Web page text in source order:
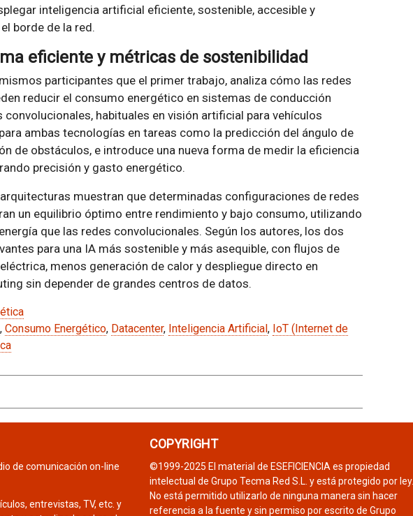
inteligencia artificial eficiente, sostenible, accesible y
borde de la red.
eficiente y métricas de sostenibilidad
participantes que el primer trabajo, analiza cómo las redes
reducir el consumo energético en sistemas de conducción
habituales en visión artificial para vehículos
ambas tecnologías en tareas como la predicción del ángulo de
de obstáculos, e introduce una nueva forma de medir la eficiencia
precisión y gasto energético.
muestran que determinadas configuraciones de redes
un equilibrio óptimo entre rendimiento y bajo consumo, utilizando
que las redes convolucionales. Según los autores, los dos
para una IA más sostenible y más asequible, con flujos de
menos generación de calor y despliegue directo en
sin depender de grandes centros de datos.
, Consumo Energético, Datacenter, Inteligencia Artificial, IoT (Internet de
de comunicación on-line
entrevistas, TV, etc. y
COPYRIGHT
©1999-2025 El material de ESEFICIENCIA es propiedad
intelectual de Grupo Tecma Red S.L. y está protegido por ley.
No está permitido utilizarlo de ninguna manera sin hacer
referencia a la fuente y sin permiso por escrito de Grupo